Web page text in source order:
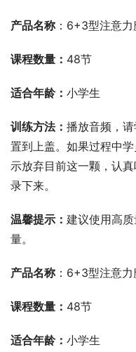
产品名称：6+3型注意力
课程数量： 48节
适合年龄： 小学生
训练方法： 播放音频，
置到上盖。如果过程中
示放弃目前这一颗，认
录下来。
温馨提示： 建议使用高
量。
产品名称：6+3型注意力
课程数量： 48节
适合年龄： 小学生